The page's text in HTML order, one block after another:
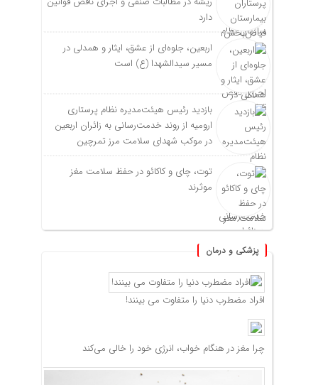
دارد
اربعین، جلوه‌ای از عشق، ایثار و همدلی در
مسیر سیدالشهدا (ع) است
بازدید رئیس هیئت‌مدیره نظام پرستاری
ارومیه از روند خدمت‌رسانی به زائران اربعین
در موکب شهدای سلامت مرز تمرچین
توت، چای و کاکائو در حفظ سلامت مغز
موثرند
پزشکی و درمان
افراد مضطرب دنیا را متفاوت می بینند!
چرا مغز در هنگام خواب، انرژی خود را خالی می‌کند